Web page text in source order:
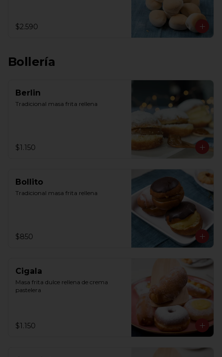
$2.590
Bollería
Berlin
Tradicional masa frita rellena
$1.150
Bollito
Tradicional masa frita rellena
$850
Cigala
Masa frita dulce rellena de crema
pastelera
$1.150